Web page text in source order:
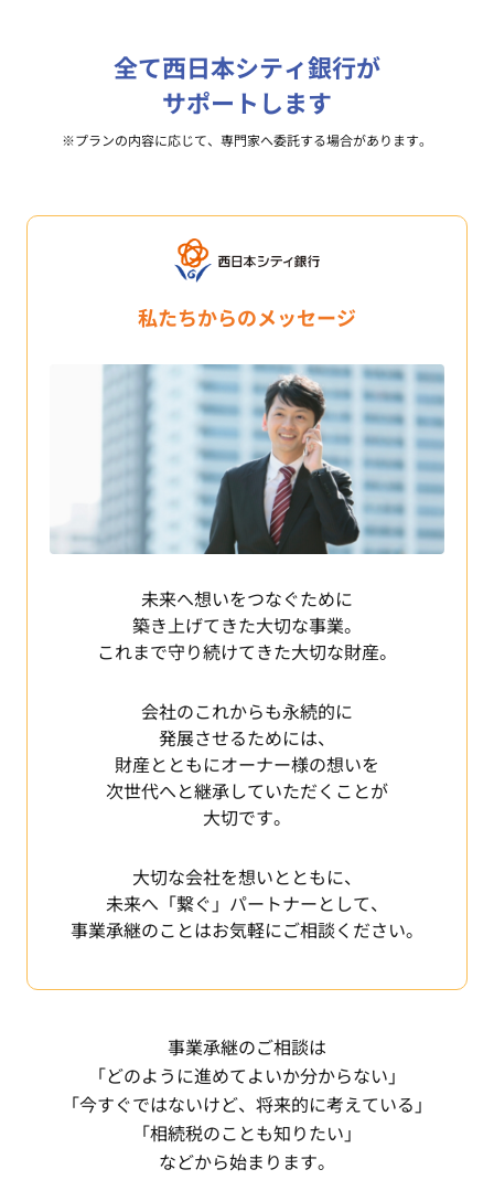
全て西日本シティ銀行が
サポートします
※プランの内容に応じて、専門家へ委託する場合があります。
私たちからのメッセージ
未来へ想いをつなぐために
築き上げてきた大切な事業。
これまで守り続けてきた大切な財産。
会社のこれからも永続的に
発展させるためには、
財産とともにオーナー様の想いを
次世代へと継承していただくことが
大切です。
大切な会社を想いとともに、
未来へ「繋ぐ」パートナーとして、
事業承継のことはお気軽にご相談ください。
事業承継のご相談は
「どのように進めてよいか分からない」
「今すぐではないけど、将来的に考えている」
「相続税のことも知りたい」
などから始まります。